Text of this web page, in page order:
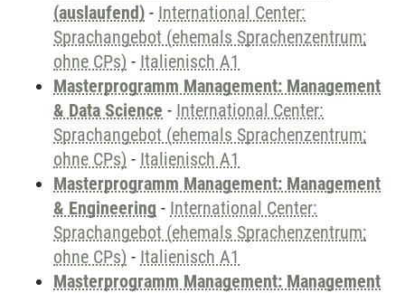
(auslaufend) - International Center:
Sprachangebot (ehemals Sprachenzentrum;
ohne CPs) - Italienisch A1
Masterprogramm Management: Management
& Data Science - International Center:
Sprachangebot (ehemals Sprachenzentrum;
ohne CPs) - Italienisch A1
Masterprogramm Management: Management
& Engineering - International Center:
Sprachangebot (ehemals Sprachenzentrum;
ohne CPs) - Italienisch A1
Masterprogramm Management: Management